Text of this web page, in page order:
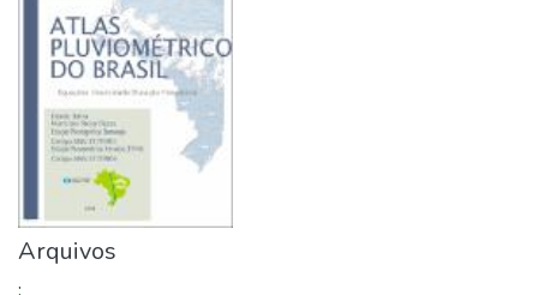
Arquivos